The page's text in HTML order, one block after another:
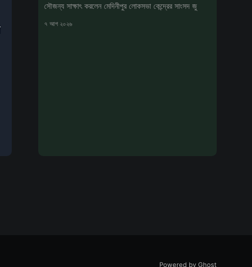
সৌজন্য সাক্ষাৎ করলেন মেদিনীপুর লোকসভা কেন্দ্রের সাংসদ জু
৭ আগ ২০২৬
Powered by Ghost